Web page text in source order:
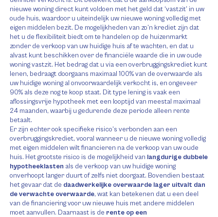
nieuwe woning direct kunt voldoen met het geld dat ‘vastzit’ in uw
oude huis, waardoor u uiteindelijk uw nieuwe woning volledig met
eigen middelen bezit. De mogelijkheden van zo’n krediet zijn dat
het u de flexibiliteit biedt om te handelen op de huizenmarkt
zonder de verkoop van uw huidige huis af te wachten, en dat u
alvast kunt beschikken over de financiële waarde die in uw oude
woning vastzit. Het bedrag dat u via een overbruggingskrediet kunt
lenen, bedraagt doorgaans maximaal 100% van de overwaarde als
uw huidige woning al onvoorwaardelijk verkocht is, en ongeveer
90% als deze nog te koop staat. Dit type lening is vaak een
aflossingsvrije hypotheek met een looptijd van meestal maximaal
24 maanden, waarbij u gedurende deze periode alleen rente
betaalt.
Er zijn echter ook specifieke risico’s verbonden aan een
overbruggingskrediet, vooral wanneer u de nieuwe woning volledig
met eigen middelen wilt financieren na de verkoop van uw oude
huis. Het grootste risico is de mogelijkheid van langdurige dubbele
hypotheeklasten als de verkoop van uw huidige woning
onverhoopt langer duurt of zelfs niet doorgaat. Bovendien bestaat
het gevaar dat de daadwerkelijke overwaarde lager uitvalt dan
de verwachte overwaarde, wat kan betekenen dat u een deel
van de financiering voor uw nieuwe huis met andere middelen
moet aanvullen. Daarnaast is de rente op een